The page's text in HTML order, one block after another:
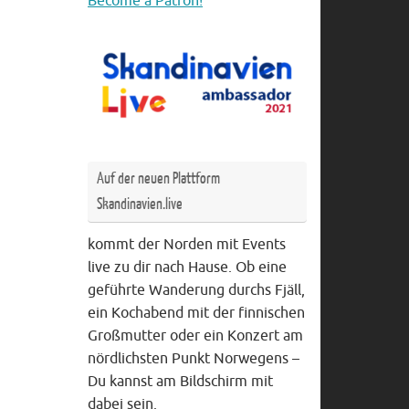
Auf der neuen Plattform
Skandinavien.live
kommt der Norden mit Events
live zu dir nach Hause. Ob eine
geführte Wanderung durchs Fjäll,
ein Kochabend mit der finnischen
Großmutter oder ein Konzert am
nördlichsten Punkt Norwegens –
Du kannst am Bildschirm mit
dabei sein.